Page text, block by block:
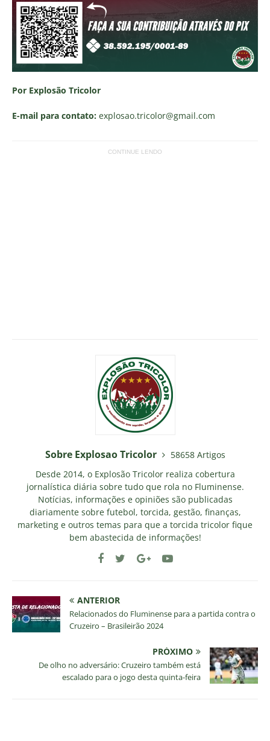
Por Explosão Tricolor
E-mail para contato: explosao.tricolor@gmail.com
CONTINUE LENDO
Sobre Explosao Tricolor
58658 Artigos
Desde 2014, o Explosão Tricolor realiza cobertura
jornalística diária sobre tudo que rola no Fluminense.
Notícias, informações e opiniões são publicadas
diariamente sobre futebol, torcida, gestão, finanças,
marketing e outros temas para que a torcida tricolor fique
bem abastecida de informações!
ANTERIOR
Relacionados do Fluminense para a partida contra o
Cruzeiro – Brasileirão 2024
PRÓXIMO
De olho no adversário: Cruzeiro também está
escalado para o jogo desta quinta-feira